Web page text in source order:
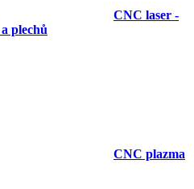
CNC laser -
plechů
CNC plazma